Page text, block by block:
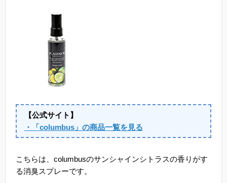
【公式サイト】
・「columbus」の商品一覧を見る
こちらは、columbusのサンシャインシトラスの香りがす
る消臭スプレーです。